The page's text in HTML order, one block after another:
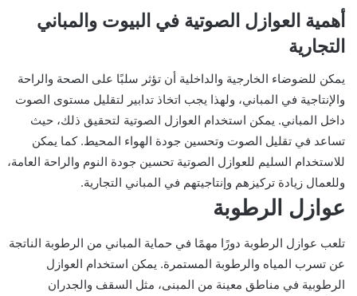
أهمية العوازل الصوتية في البيوت والمباني
التجارية
يمكن للضوضاء الخارجية والداخلية أن تؤثر سلبًا على الصحة والراحة
والإنتاجية في المباني، ولهذا يجب اتخاذ تدابير لتقليل مستوى الصوت
داخل المباني. يمكن استخدام العوازل الصوتية لتحقيق ذلك، حيث
تساعد في تقليل الصوت وتحسين جودة الهواء المحيط. كما يمكن
للاستخدام السليم للعوازل الصوتية تحسين جودة النوم والراحة العامة،
وللعمال زيادة تركيزهم وإنتاجيتهم في المباني التجارية.
عوازل الرطوبة
تلعب عوازل الرطوبة دورًا مهمًا في حماية المباني من الرطوبة الناتجة
عن تسرب المياه والرطوبة المستمرة. يمكن استخدام العوازل
الرطوبية في مناطق معينة من المبنى، مثل السقف والجدران